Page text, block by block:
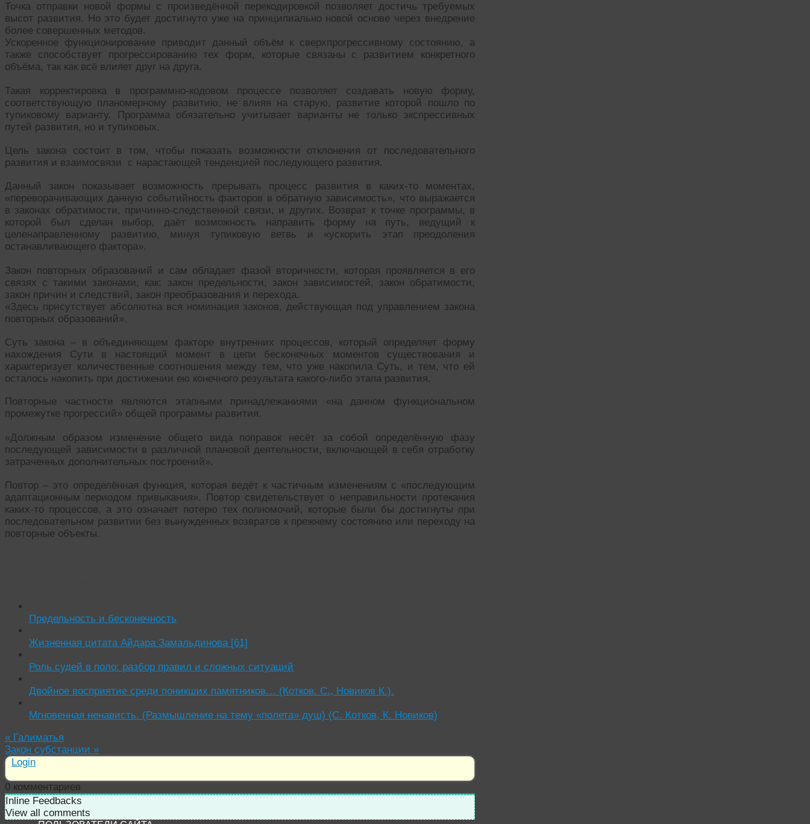
Точка отправки новой формы с произведённой перекодировкой позволяет достичь требуемых
высот развития. Но это будет достигнуто уже на принципиально новой основе через внедрение
более совершенных методов.
Ускоренное функционирование приводит данный объём к сверхпрогрессивному состоянию, а
также способствует прогрессированию тех форм, которые связаны с развитием конкретного
объёма, так как всё влияет друг на друга.
Такая корректировка в программно-кодовом процессе позволяет создавать новую форму,
соответствующую планомерному развитию, не влияя на старую, развитие которой пошло по
тупиковому варианту. Программа обязательно учитывает варианты не только экспрессивных
путей развития, но и тупиковых.
Цель закона состоит в том, чтобы показать возможности отклонения от последовательного
развития и взаимосвязи с нарастающей тенденцией последующего развития.
Данный закон показывает возможность прерывать процесс развития в каких-то моментах,
«переворачивающих данную событийность факторов в обратную зависимость», что выражается
в законах обратимости, причинно-следственной связи, и других. Возврат к точке программы, в
которой был сделан выбор, даёт возможность направить форму на путь, ведущий к
целенаправленному развитию, минуя тупиковую ветвь и «ускорить этап преодоления
останавливающего фактора».
Закон повторных образований и сам обладает фазой вторичности, которая проявляется в его
связях с такими законами, как: закон предельности, закон зависимостей, закон обратимости,
закон причин и следствий, закон преобразования и перехода.
«Здесь присутствует абсолютна вся номинация законов, действующая под управлением закона
повторных образований».
Суть закона – в объединяющем факторе внутренних процессов, который определяет форму
нахождения Сути в настоящий момент в цепи бесконечных моментов существования и
характеризует количественные соотношения между тем, что уже накопила Суть, и тем, что ей
осталось накопить при достижении ею конечного результата какого-либо этапа развития.
Повторные частности являются этапными принадлежаниями «на данном функциональном
промежутке прогрессий» общей программы развития.
«Должным образом изменение общего вида поправок несёт за собой определённую фазу
последующей зависимости в различной плановой деятельности, включающей в себя отработку
затраченных дополнительных построений».
Повтор – это определённая функция, которая ведёт к частичным изменениям с «последующим
адаптационным периодом привыкания». Повтор свидетельствует о неправильности протекания
каких-то процессов, а это означает потерю тех полномочий, которые были бы достигнуты при
последовательном развитии без вынужденных возвратов к прежнему состоянию или переходу на
повторные объекты.
Предельность и бесконечность
Жизненная цитата Айдара Замальдинова [61]
Роль судей в поло: разбор правил и сложных ситуаций
Двойное восприятие среди поникших памятников… (Котков. С., Новиков К.).
Мгновенная ненависть. (Размышление на тему «полета» душ) (С. Котков, К. Новиков)
« Галиматья
Закон субстанции »
Login
0 комментариев
Inline Feedbacks
View all comments